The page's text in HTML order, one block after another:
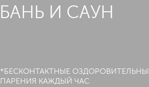
*БЕСКОНТАКТНЫЕ
ПАРЕНИЯ КАЖДЫЙ ЧАС
БАНЬ И САУН